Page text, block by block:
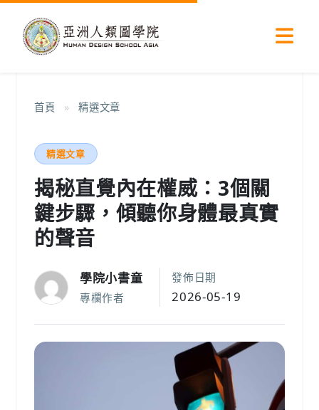
首頁 » 精選文章
精選文章
揭秘直覺內在權威：3個關
鍵步驟，傾聽你身體最真實
的聲音
學院小書童
專欄作者
發佈日期
2026-05-19